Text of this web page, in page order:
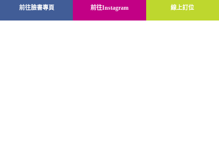
前往臉書專頁 前往Instagram 線上訂位